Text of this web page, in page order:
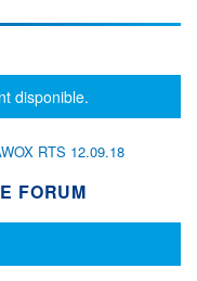
disponible.
RTS 12.09.18
FORUM